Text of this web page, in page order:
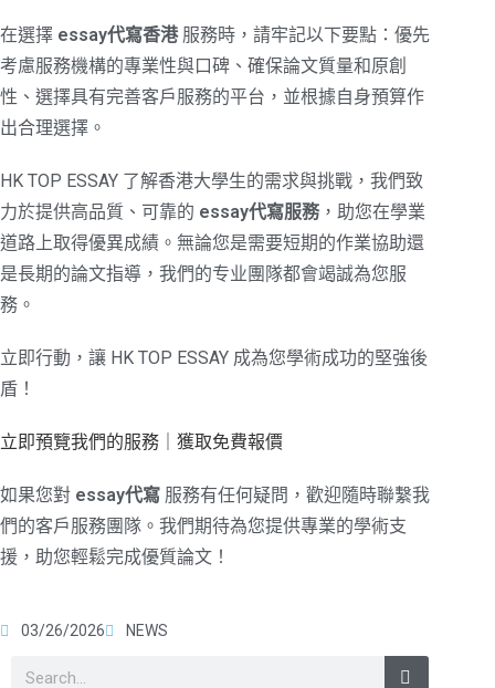
在選擇 essay代寫香港服務時，請牢記以下要點：優先
考慮服務機構的專業性與口碑、確保論文質量和原創
性、選擇具有完善客戶服務的平台，並根據自身預算作
出合理選擇。
HK TOP ESSAY 了解香港大學生的需求與挑戰，我們致
力於提供高品質、可靠的 essay代寫服務 ，助您在學業
道路上取得優異成績。無論您是需要短期的作業協助還
是長期的論文指導，我們的专业團隊都會竭誠為您服
務。
立即行動，讓 HK TOP ESSAY 成為您學術成功的堅強後
盾！
立即預覽我們的服務｜獲取免費報價
如果您對 essay代寫 服務有任何疑問，歡迎隨時聯繫我
們的客戶服務團隊。我們期待為您提供專業的學術支
援，助您輕鬆完成優質論文！
03/26/2026 NEWS